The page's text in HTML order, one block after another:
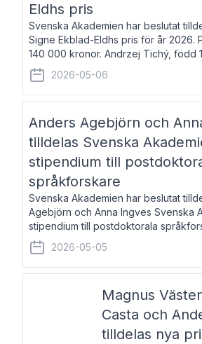
Eldhs pris
Svenska Akademien har beslutat
Signe Ekblad-Eldhs pris för år 2026.
140 000 kronor. Andrzej Tichý, född
och kulturskribent. Han debuterade
lovordade romanen Sex liter l
2026-05-06
Anders Agebjörn och
tilldelas Svenska
stipendium till
språkforskare
Svenska Akademien har beslutat
Agebjörn och Anna Ingves Svenska
stipendium till postdoktorala
Stipendiebeloppet är 75 000 kronor
Anders Agebjörn, född 1984, är
2026-05-05
Magnus
Casta och
tilldelas nya